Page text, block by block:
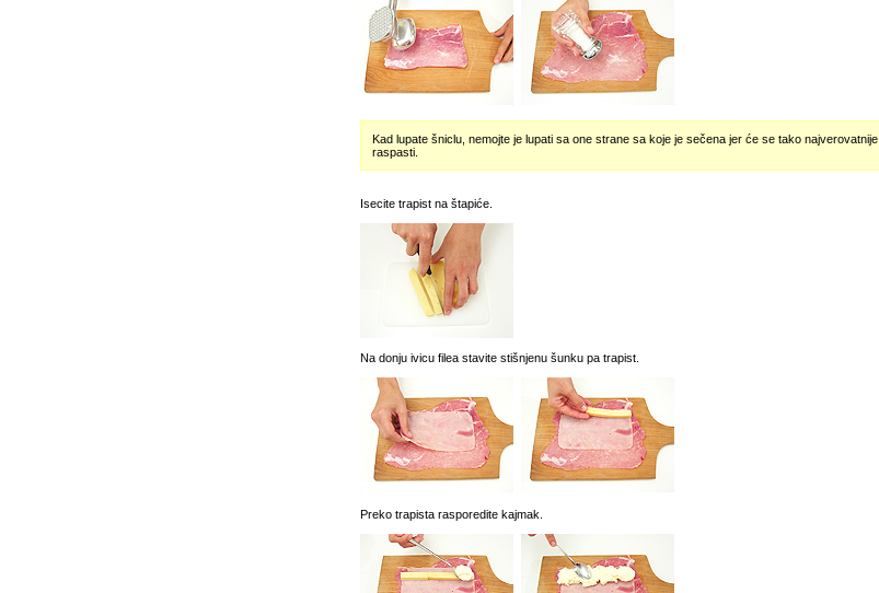
Kad lupate šniclu, nemojte je lupati sa one strane sa koje je sečena jer će se tako najverovatnije
raspasti.
Isecite trapist na štapiće.
Na donju ivicu filea stavite stišnjenu šunku pa trapist.
Preko trapista rasporedite kajmak.